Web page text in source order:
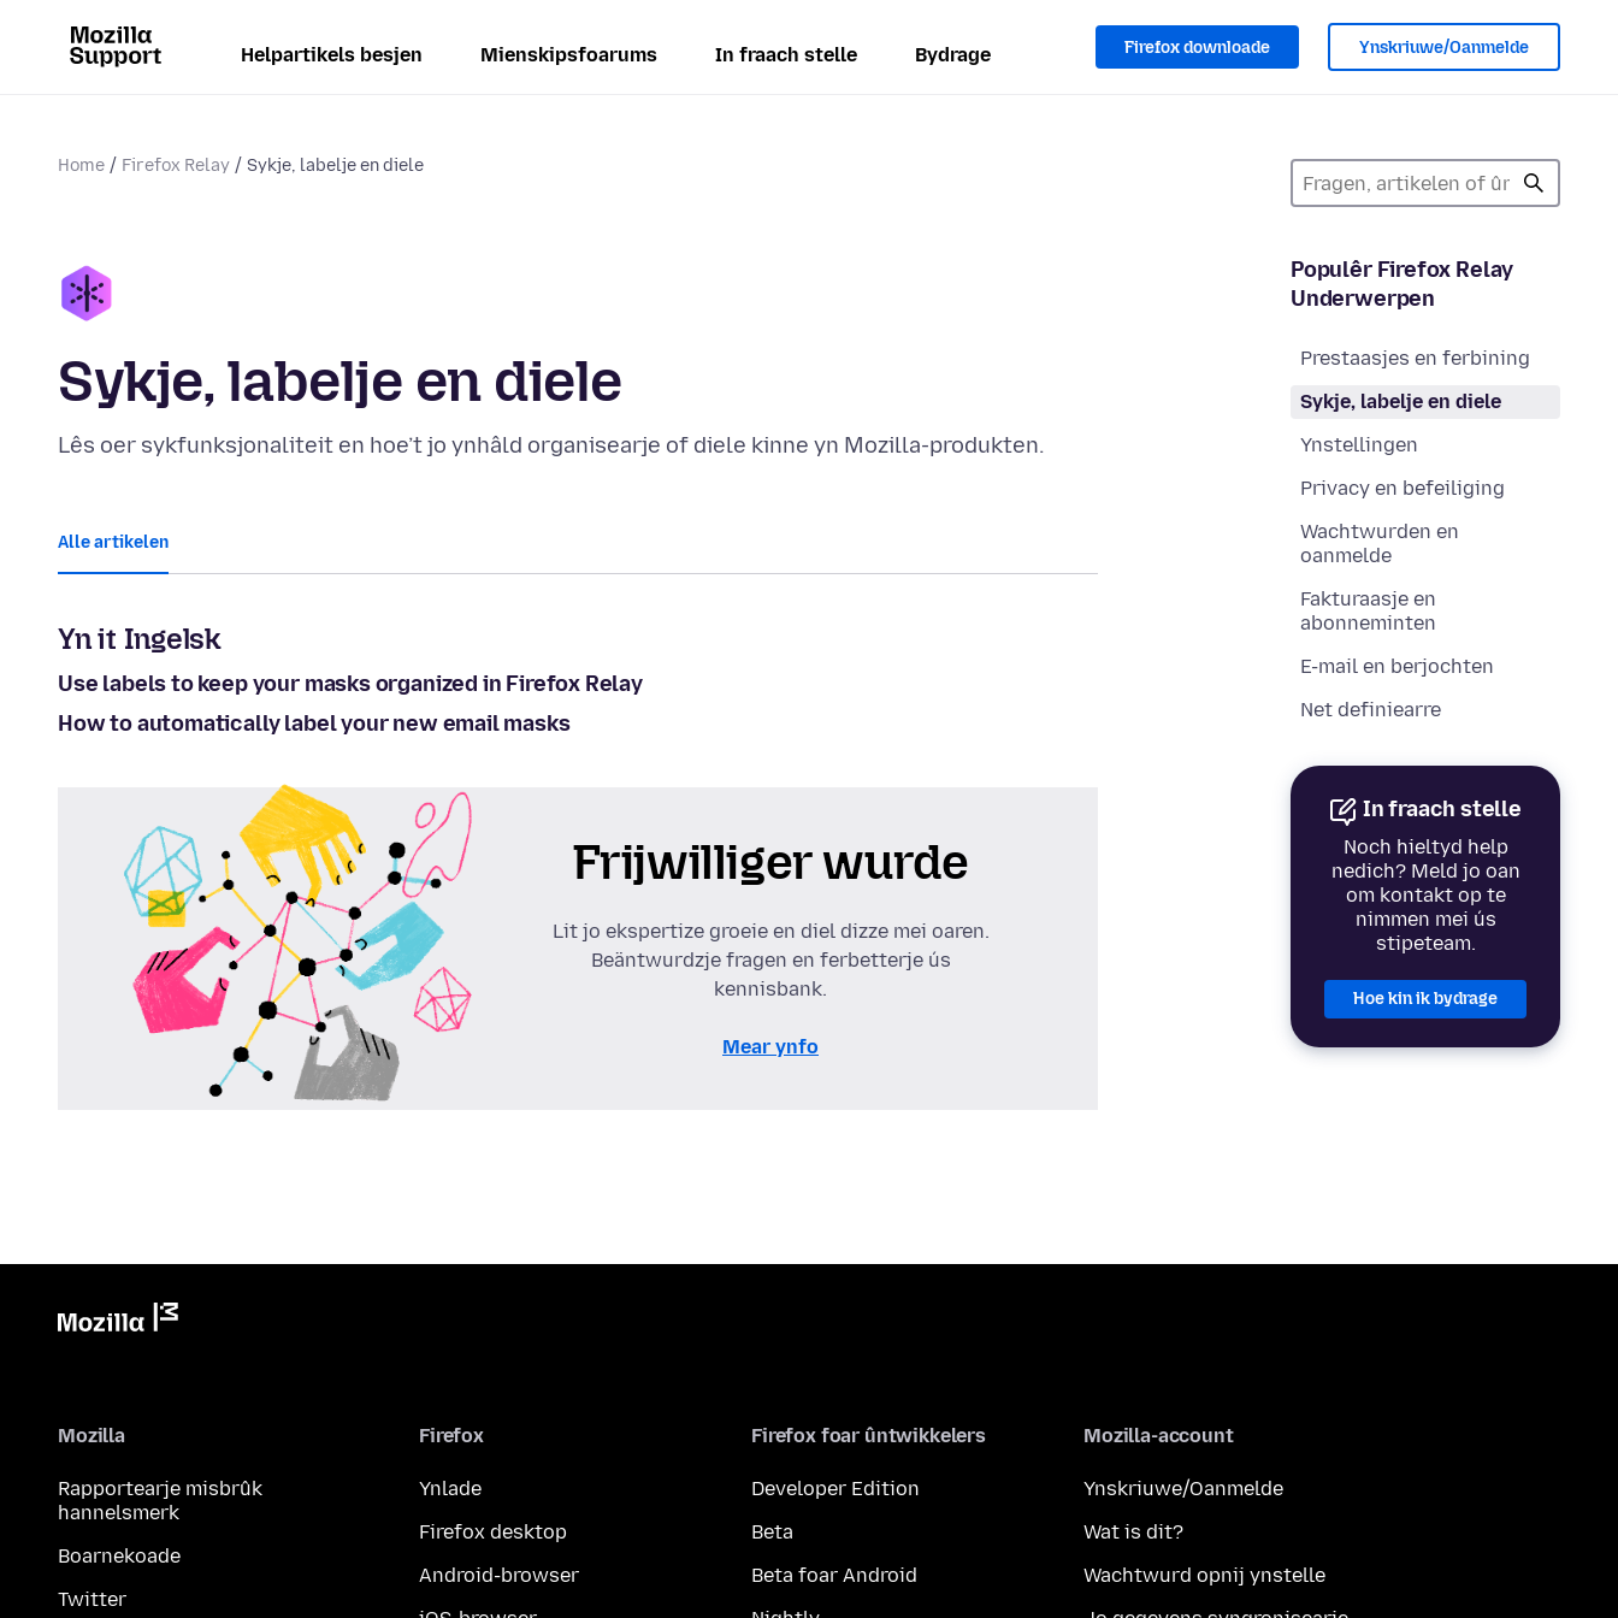
Helpartikels besjen Mienskipsfoarums In fraach stelle Bydrage Firefox downloade Ynskriuwe/Oanmelde
Home Firefox Relay Sykje, labelje en diele
Populêr Firefox Relay
Underwerpen
Prestaasjes en ferbining
Sykje, labelje en diele
Ynstellingen
Privacy en befeiliging
Wachtwurden en
oanmelde
Fakturaasje en
abonneminten
E-mail en berjochten
Net definiearre
In fraach stelle
Noch hieltyd help
nedich? Meld jo oan
om kontakt op te
nimmen mei ús
stipeteam.
Hoe kin ik bydrage
Sykje, labelje en diele
Lês oer sykfunksjonaliteit en hoe’t jo ynhâld organisearje of diele kinne yn Mozilla-produkten.
Alle artikelen
Yn it Ingelsk
Use labels to keep your masks organized in Firefox Relay
How to automatically label your new email masks
Frijwilliger wurde
Lit jo ekspertize groeie en diel dizze mei oaren.
Beäntwurdzje fragen en ferbetterje ús
kennisbank.
Mear ynfo
Mozilla
Rapportearje misbrûk
hannelsmerk
Boarnekoade
Twitter
Firefox
Ynlade
Firefox desktop
Android-browser
Firefox foar ûntwikkelers
Developer Edition
Beta
Beta foar Android
Mozilla-account
Ynskriuwe/Oanmelde
Wat is dit?
Wachtwurd opnij ynstelle